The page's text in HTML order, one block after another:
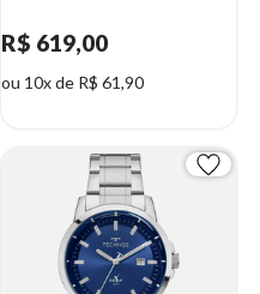
R$ 619,00
ou 10x de R$ 61,90